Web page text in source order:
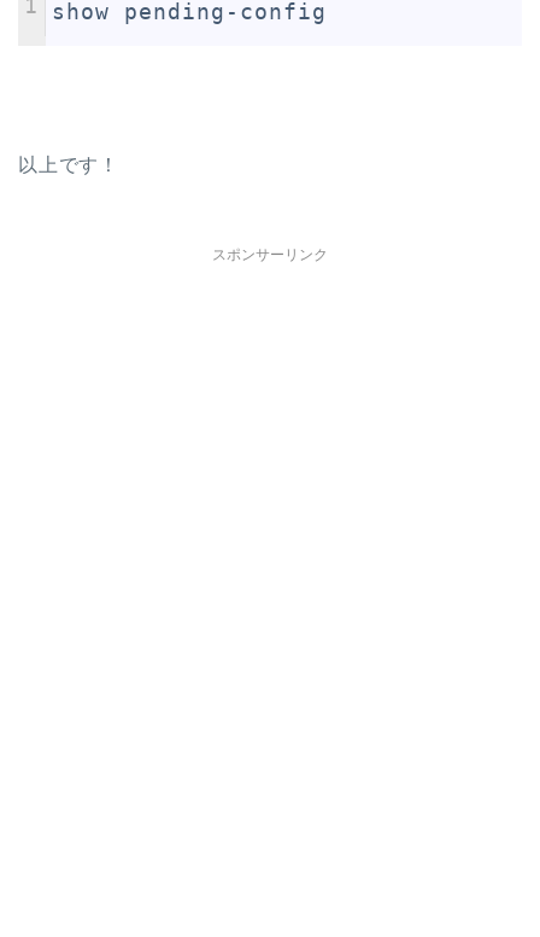
1 show pending-config
以上です！
スポンサーリンク